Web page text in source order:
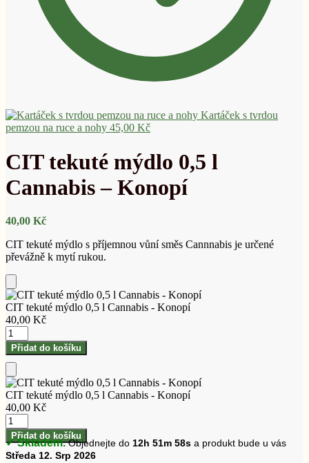
Kartáček s tvrdou
pemzou na ruce a nohy 45,00 Kč
CIT tekuté mýdlo 0,5 l
Cannabis – Konopí
40,00 Kč
CIT tekuté mýdlo s příjemnou vůní směs Cannnabis je určené
převážně k mytí rukou.
Přidat
do
košíku
CIT tekuté mýdlo 0,5 l Cannabis - Konopí
40,00 Kč
CIT
tekuté
mýdlo
l
Cannabis
-
Konopí
množství
Přidat do košíku
Přidat
do
košíku
CIT tekuté mýdlo 0,5 l Cannabis - Konopí
40,00 Kč
CIT
tekuté
mýdlo
0,5
Přidat do košíku
✓ Skladem. Objednejte do 12h 51m 58s a produkt bude u vás
Středa 12. Srp 2026